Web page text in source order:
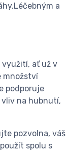
a
využití, ať už v
množství
podporuje
na hubnutí,
pozvolna, váš
spolu s